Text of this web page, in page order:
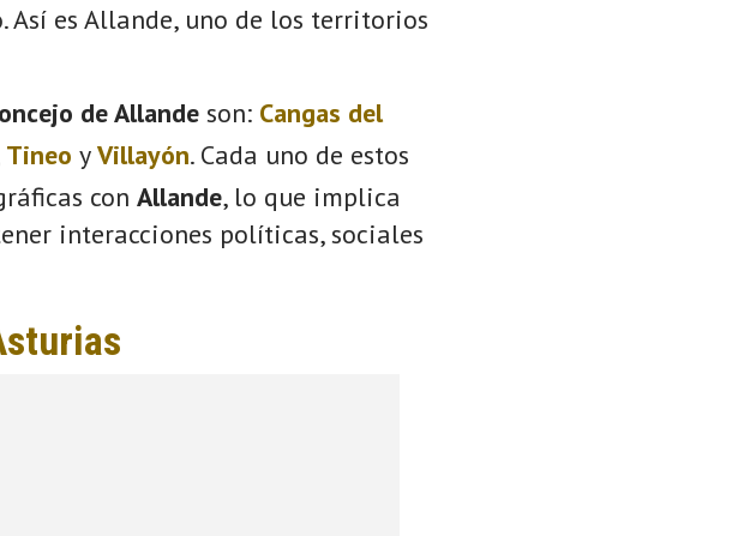
es Allande, uno de los territorios
de Allande son: Cangas del
Tineo yVillayón. Cada uno de estos
con Allande, lo que implica
interacciones políticas, sociales